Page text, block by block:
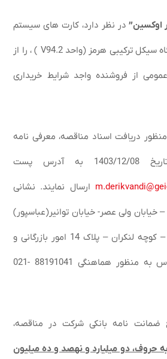
اوکسین” در نظر دارد، کارت های سیستم
سیکل ترکیبی هرمز (واحدV94.2 ) ، را از
از فروشنده واجد شرایط خریداری
دریافت اسناد مناقصه، معرفی نامه
ز تاریخ 1403/12/08 به آدرس پست
ارسال نمایند. نشانی
خیابان ولی عصر- خیابان توانیر(عباسپور)
– خیابان نظامی گنجوی – کوچه لنکران – پلاک 14 امور بازرگانی و
قرارداد ها و شماره تماس به منظور هماهنگی 88191041 -021
ضمانت نامه بانکی شرکت در مناقصه،
ریال ( به حروف، دو میلیارد و نهصد و ده میلیون